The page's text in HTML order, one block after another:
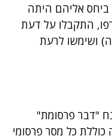
אליהם היתה
התקבלו על דעת
ושימשו לרעת
"דבר פרסומת"
כל מסר פרסומי